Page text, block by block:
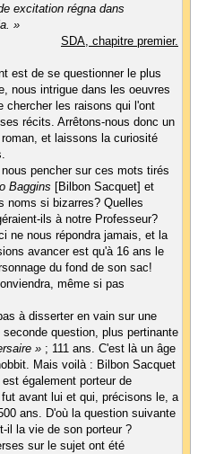
excitation régna dans
»
SDA, chapitre premier.
est de se questionner le plus
nous intrigue dans les oeuvres
chercher les raisons qui l'ont
récits. Arrêtons-nous donc un
et laissons la curiosité
pencher sur ces mots tirés
Baggins [Bilbon Sacquet] et
noms si bizarres? Quelles
ils à notre Professeur?
ne nous répondra jamais, et la
avancer est qu'à 16 ans le
du fond de son sac!
même si pas
à disserter en vain sur une
question, plus pertinante
» ; 111 ans. C'est là un âge
Mais voilà : Bilbon Sacquet
également porteur de
avant lui et qui, précisons le, a
ans. D'où la question suivante
il la vie de son porteur ?
sur le sujet ont été